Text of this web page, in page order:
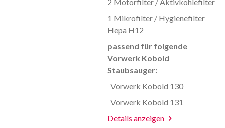
1 Mikrofilter / Hygienefilter
Hepa H12
passend für folgende
Vorwerk Kobold
Staubsauger:
Vorwerk Kobold 130
Vorwerk Kobold 131
Details anzeigen